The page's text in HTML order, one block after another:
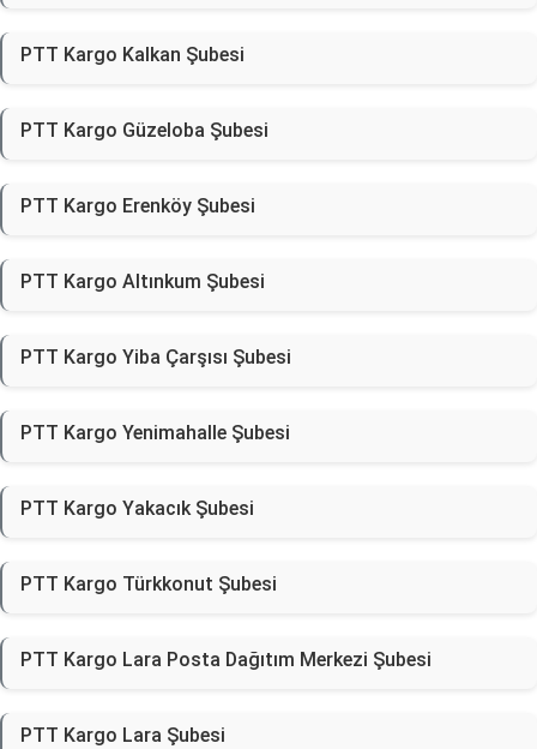
PTT Kargo Kalkan Şubesi
PTT Kargo Güzeloba Şubesi
PTT Kargo Erenköy Şubesi
PTT Kargo Altınkum Şubesi
PTT Kargo Yiba Çarşısı Şubesi
PTT Kargo Yenimahalle Şubesi
PTT Kargo Yakacık Şubesi
PTT Kargo Türkkonut Şubesi
PTT Kargo Lara Posta Dağıtım Merkezi Şubesi
PTT Kargo Lara Şubesi